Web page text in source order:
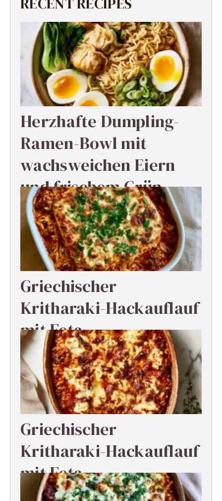
Herzhafte Dumpling-
Ramen-Bowl mit
wachsweichen Eiern
und frischem Grün
Griechischer
Kritharaki-Hackauflauf
mit Feta
Griechischer
Kritharaki-Hackauflauf
mit Feta